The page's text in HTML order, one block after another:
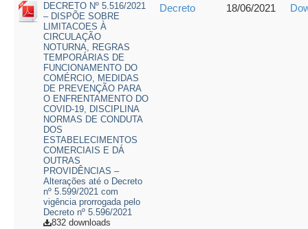
DECRETO Nº 5.516/2021
– DISPÕE SOBRE
LIMITACOES À
CIRCULAÇÃO
NOTURNA, REGRAS
TEMPORÁRIAS DE
FUNCIONAMENTO DO
COMÉRCIO, MEDIDAS
DE PREVENÇÃO PARA
O ENFRENTAMENTO DO
COVID-19, DISCIPLINA
NORMAS DE CONDUTA
DOS
ESTABELECIMENTOS
COMERCIAIS E DÁ
OUTRAS
PROVIDÊNCIAS –
Alterações até o Decreto
nº 5.599/2021 com
vigência prorrogada pelo
Decreto nº 5.596/2021
832 downloads
Decreto 18/06/2021